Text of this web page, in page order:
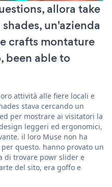
allora take
un'azienda
crafts montature
been able to
attività alle fiere locali e
stava cercando un
per mostrare ai visitatori la
leggeri ed ergonomici,
il loro Muse non ha
questo. hanno provato un
trovare powr slider e
del sito, era goffo e